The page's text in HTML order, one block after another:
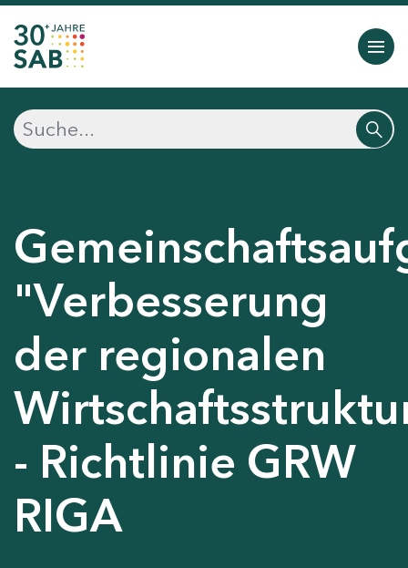
"Verbesserung
der regionalen
- Richtlinie GRW
RIGA